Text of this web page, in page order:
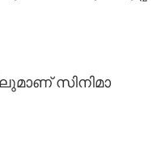
സിനിമാ